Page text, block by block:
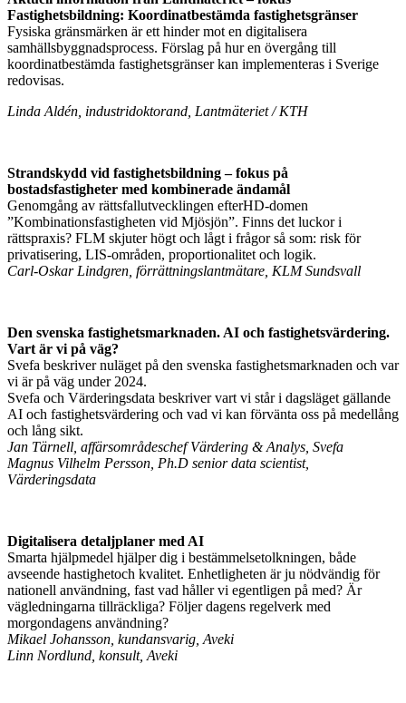
Fastighetsbildning: Koordinatbestämda fastighetsgränser
Fysiska gränsmärken är ett hinder mot en digitalisera
samhällsbyggnadsprocess. Förslag på hur en övergång till
koordinatbestämda fastighetsgränser kan implementeras i Sverige
redovisas.
Linda Aldén, industridoktorand, Lantmäteriet / KTH
Strandskydd vid fastighetsbildning – fokus på
bostadsfastigheter med kombinerade ändamål
Genomgång av rättsfallutvecklingen efterHD-domen
”Kombinationsfastigheten vid Mjösjön”. Finns det luckor i
rättspraxis? FLM skjuter högt och lågt i frågor så som: risk för
privatisering, LIS-områden, proportionalitet och logik.
Carl-Oskar Lindgren, förrättningslantmätare, KLM Sundsvall
Den svenska fastighetsmarknaden. AI och fastighetsvärdering.
Vart är vi på väg?
Svefa beskriver nuläget på den svenska fastighetsmarknaden och var
vi är på väg under 2024.
Svefa och Värderingsdata beskriver vart vi står i dagsläget gällande
AI och fastighetsvärdering och vad vi kan förvänta oss på medellång
och lång sikt.
Jan Tärnell, affärsområdeschef Värdering & Analys, Svefa
Magnus Vilhelm Persson, Ph.D senior data scientist,
Värderingsdata
Digitalisera detaljplaner med AI
Smarta hjälpmedel hjälper dig i bestämmelsetolkningen, både
avseende hastighetoch kvalitet. Enhetligheten är ju nödvändig för
nationell användning, fast vad håller vi egentligen på med? Är
vägledningarna tillräckliga? Följer dagens regelverk med
morgondagens användning?
Mikael Johansson, kundansvarig, Aveki
Linn Nordlund, konsult, Aveki